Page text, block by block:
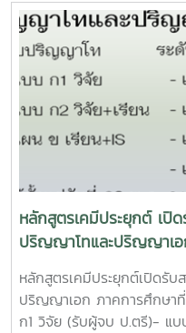
พิสิฐวิธาน หรือ2) เป็นผู้สำเ
ศึกษาเฉลี่ย (GPAX) ไม่ต่ำ
รายการหรือปฏิบัติงานด้านเ
น้อยกว่า 1 ปี (ผู้สมัครแบบ
ต้องมีพิมพ์อย่างน้อย 1 รา
เฉลี่ยต่ำกว่ากว่า 3.25 ต้อง
งานด้านเคมีหรือด้านอื่น ๆ
สมัครแบบ 2.2)รายการวันแ
ไปรษณีย์26/5/256226/9/
พิมพ์ใบสมัคร26/5/256226/
ธ.กรุงเทพ ทุกสาขา26/5/
ตนเอง26/5/256226/9/
สอบ4/10/25624/10/2562
เลือก30/10/256230/10/
ออนไลน์ http://
สังกัดมหาวิทยาลัยราชภัฏพิ
กรรมการ3.รศ.ดร.วิวัฒน์ ห
กรรมการ4.นางกนิษฐา
แม่โจ้ เลขานุการ
หลักสูตรเคมีประยุกต์ เปิ
ปริญญาโทและปริญญาเอ
หลักสูตรเคมีประยุกต์เปิดรั
ปริญญาเอก ภาคการศึกษา
ก1 วิจัย (รับผู้จบ ป.ตรี)- แ